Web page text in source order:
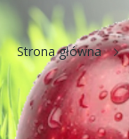
Strona główna